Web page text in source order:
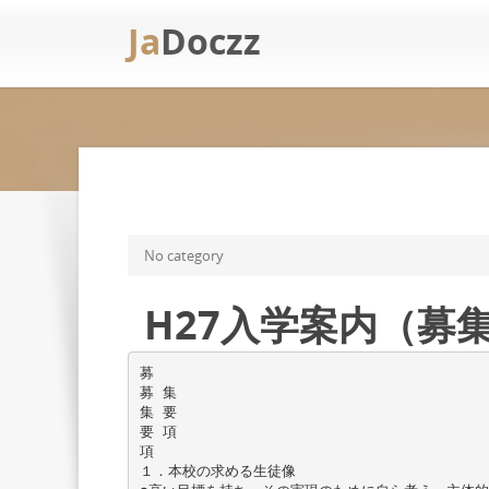
JaDoczz
No category
H27入学案内（募
募
募 集
集 要
要 項
項
１．本校の求める生徒像